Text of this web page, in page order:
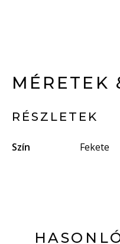
MÉRETEK
RÉSZLETEK
Szín Fekete